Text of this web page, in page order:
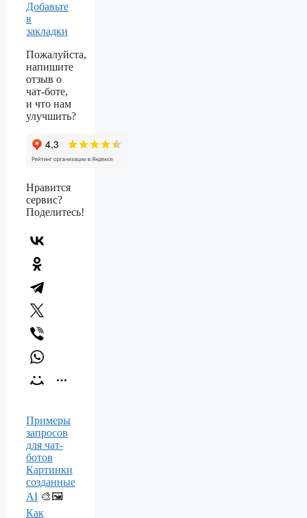
Добавьте
в
закладки
Пожалуйста,
напишите
отзыв о
чат-боте,
и что нам
улучшить?
Нравится
сервис?
Поделитесь!
Примеры
запросов
для чат-
ботов
Картинки
созданные
AI 🎨🖼️
Как